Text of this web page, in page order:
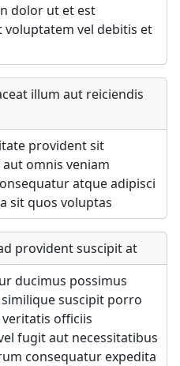
dolor ut et est
voluptatem vel debitis et
illum aut reiciendis
provident sit
omnis veniam
atque adipisci
sit quos voluptas
provident suscipit at
ducimus possimus
suscipit porro
officiis
fugit aut necessitatibus
consequatur expedita